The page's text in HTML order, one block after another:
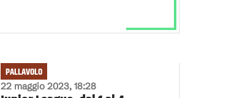
22 maggio 2023, 18:28
PALLAVOLO